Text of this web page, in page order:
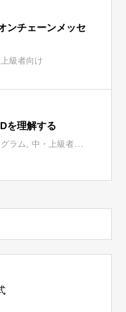
ンチェーンメッセ
級者向け
を理解する
ラム 中・上級者向け